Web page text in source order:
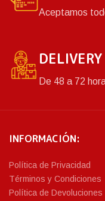
Aceptamos
DELIVERY
De 48 a 72
INFORMACIÓN:
Política de Privacidad
Términos y Condiciones
Política de Devoluciones